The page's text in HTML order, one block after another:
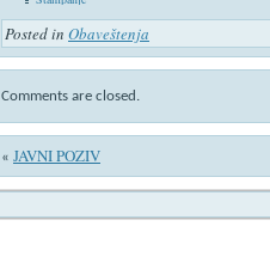
Posted in Obaveštenja
Comments are closed.
« JAVNI POZIV